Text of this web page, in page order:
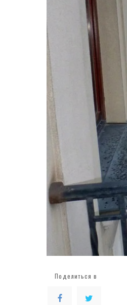
Поделиться в